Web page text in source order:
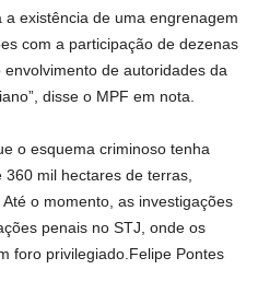
a existência de uma engrenagem
com a participação de dezenas
de autoridades da
disse o MPF em nota.
o esquema criminoso tenha
mil hectares de terras,
o momento, as investigações
penais no STJ, onde os
foro privilegiado.Felipe Pontes